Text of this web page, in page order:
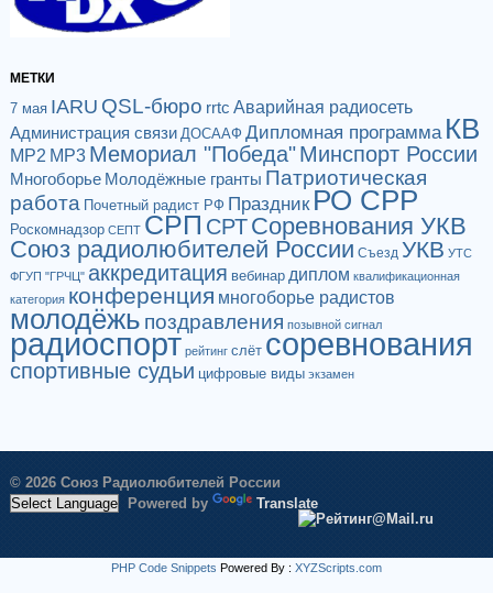
МЕТКИ
7 мая IARU QSL-бюро rrtc Аварийная радиосеть
Администрация связи ДОСААФ Дипломная программа КВ
МР2 МР3 Мемориал "Победа"Минспорт России
Многоборье Молодёжные гранты Патриотическая
работа Почетный радист РФ Праздник РО СРР
Роскомнадзор СЕПТ СРП СРТСоревнования УКВ
Союз радиолюбителей России Съезд УКВ УТС
ФГУП "ГРЧЦ" аккредитация вебинар диплом квалификационная
категория конференция многоборье радистов
молодёжь поздравления позывной сигнал
радиоспорт рейтинг слёт соревнования
спортивные судьи цифровые виды экзамен
© 2026 Союз Радиолюбителей России
Powered by
Translate
PHP Code Snippets Powered By : XYZScripts.com